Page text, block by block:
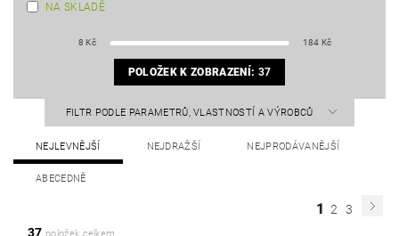
NA SKLADĚ
8 Kč 184 Kč
POLOŽEK K ZOBRAZENÍ: 37
FILTR PODLE PARAMETRŮ, VLASTNOSTÍ A VÝROBCŮ
NEJLEVNĚJŠÍ NEJDRAŽŠÍ NEJPRODÁVANĚJŠÍ
ABECEDNĚ
1 2
3
37